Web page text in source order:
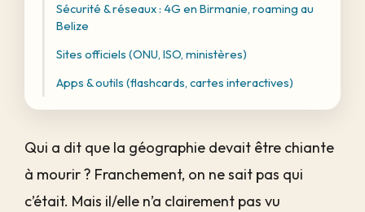
Sécurité & réseaux : 4G en Birmanie, roaming au
Belize
Sites officiels (ONU, ISO, ministères)
Apps & outils (flashcards, cartes interactives)
Qui a dit que la géographie devait être chiante
à mourir ? Franchement, on ne sait pas qui
c’était. Mais il/elle n’a clairement pas vu